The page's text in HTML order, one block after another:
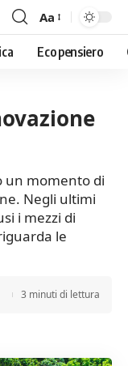
Font
Resizer
Aa
Eco pensiero
un momento di
Negli ultimi
i mezzi di
le
3 minuti di lettura